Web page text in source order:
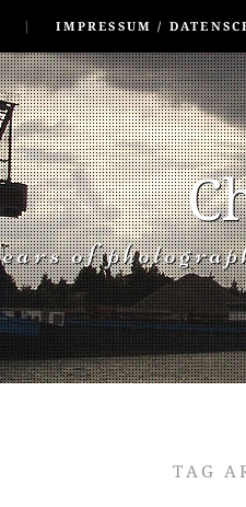
IMPRESSUM /
of
TAG